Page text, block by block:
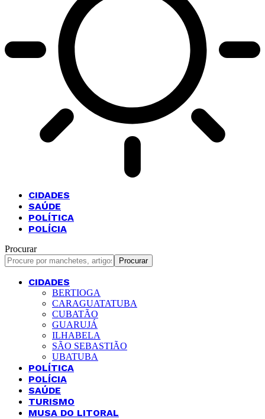
CIDADES
SAÚDE
POLÍTICA
POLÍCIA
Procurar
CIDADES
BERTIOGA
CARAGUATATUBA
CUBATÃO
GUARUJÁ
ILHABELA
SÃO SEBASTIÃO
UBATUBA
POLÍTICA
POLÍCIA
SAÚDE
TURISMO
MUSA DO LITORAL